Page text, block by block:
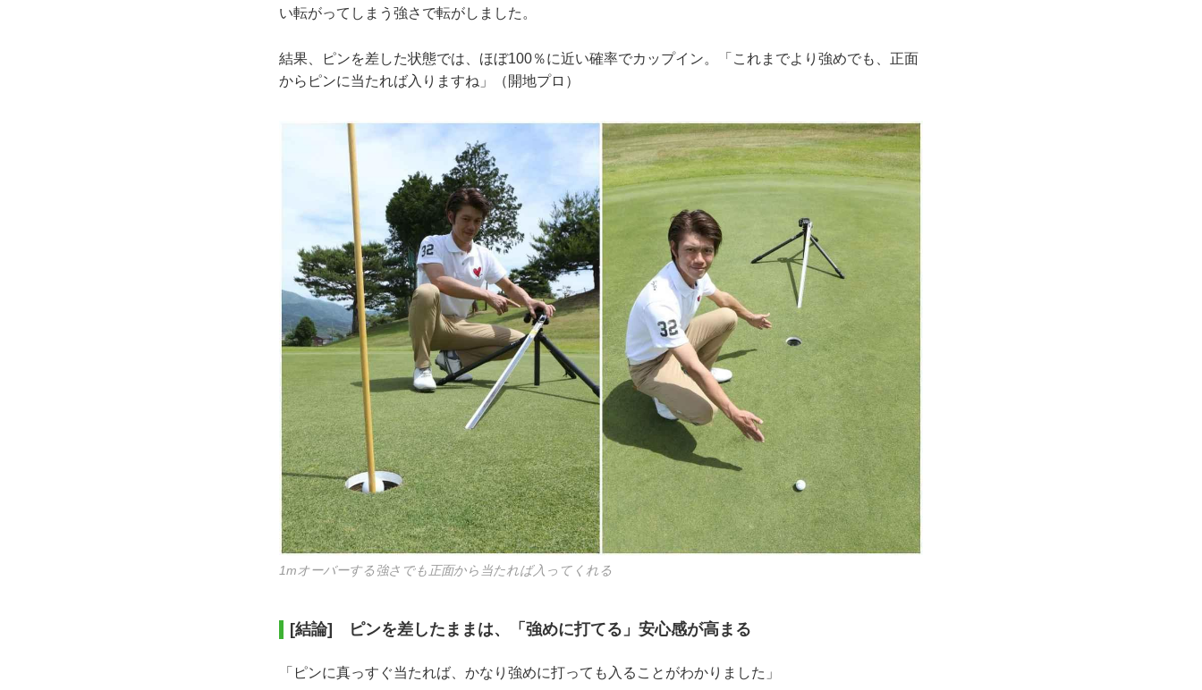
い転がってしまう強さで転がしました。
結果、ピンを差した状態では、ほぼ100％に近い確率でカップイン。「これまでより強めでも、正面
からピンに当たれば入りますね」（開地プロ）
1mオーバーする強さでも正面から当たれば入ってくれる
[結論] ピンを差したままは、「強めに打てる」安心感が高まる
「ピンに真っすぐ当たれば、かなり強めに打っても入ることがわかりました」